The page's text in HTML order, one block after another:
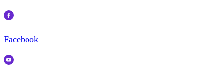
Facebook